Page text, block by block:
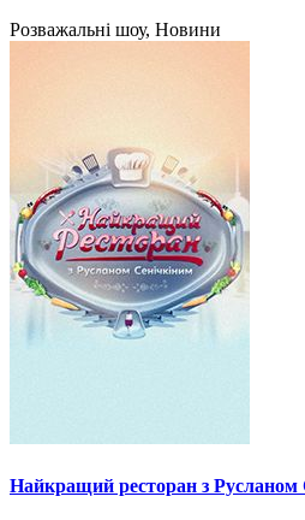
Розважальні шоу, Новини
Найкращий ресторан з Русланом